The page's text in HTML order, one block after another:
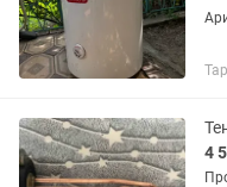
4